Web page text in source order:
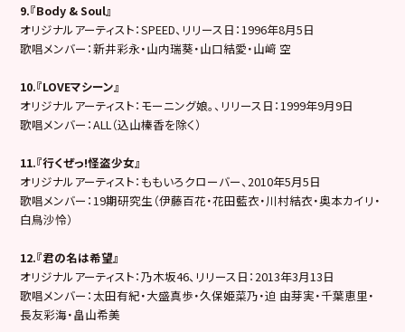
9.『Body & Soul』
オリジナルアーティスト：SPEED、リリース日：1996年8月5日
歌唱メンバー：新井彩永・山内瑞葵・山口結愛・山﨑 空
10.『LOVEマシーン』
オリジナルアーティスト：モーニング娘。、リリース日：1999年9月9日
歌唱メンバー：ALL（込山榛香を除く）
11.『行くぜっ!怪盗少女』
オリジナルアーティスト：ももいろクローバー、2010年5月5日
歌唱メンバー：19期研究生（伊藤百花・花田藍衣・川村結衣・奥本カイリ・
白鳥沙怜）
12.『君の名は希望』
オリジナルアーティスト：乃木坂46、リリース日：2013年3月13日
歌唱メンバー：太田有紀・大盛真歩・久保姫菜乃・迫 由芽実・千葉恵里・
長友彩海・畠山希美